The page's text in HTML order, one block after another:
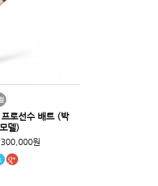
로선수 배트 (박
델)
원